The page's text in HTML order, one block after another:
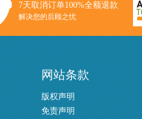
7天取消订单100%全额退款
解决您的后顾之忧
网站条款
版权声明
免责声明